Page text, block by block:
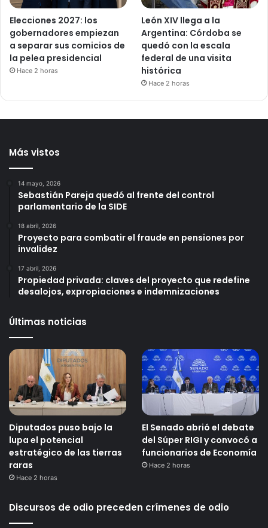
Elecciones 2027: los
gobernadores empiezan
a separar sus comicios de
la pelea presidencial
Hace 2 horas
León XIV llega a la
Argentina: Córdoba se
quedó con la escala
federal de una visita
histórica
Hace 2 horas
Más vistos
14 mayo, 2026
Sebastián Pareja quedó al frente del control
parlamentario de la SIDE
18 abril, 2026
Proyecto para combatir el fraude en pensiones por
invalidez
17 abril, 2026
Propiedad privada: claves del proyecto que redefine
desalojos, expropiaciones e indemnizaciones
Últimas noticias
Diputados puso bajo la
lupa el potencial
estratégico de las tierras
raras
Hace 2 horas
El Senado abrió el debate
del Súper RIGI y convocó a
funcionarios de Economía
Hace 2 horas
Discursos de odio preceden crímenes de odio